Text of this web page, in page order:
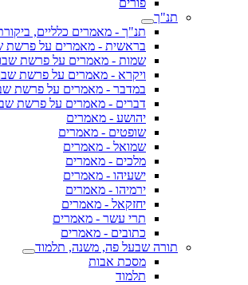
פורים
תנ"ך
תנ"ך - מאמרים כלליים,
בראשית - מאמרים על פרשת
שמות - מאמרים על פרשת
ויקרא - מאמרים על פרשת
במדבר - מאמרים על פרשת
דברים - מאמרים על פרשת
יהושע - מאמרים
שופטים - מאמרים
שמואל - מאמרים
מלכים - מאמרים
ישעיהו - מאמרים
ירמיהו - מאמרים
יחזקאל - מאמרים
תרי עשר - מאמרים
כתובים - מאמרים
תורה שבעל פה, משנה, תלמוד
מסכת אבות
תלמוד